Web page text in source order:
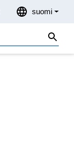
suomi